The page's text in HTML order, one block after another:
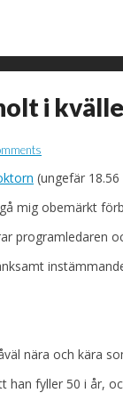
i
(ungefär
mig obemärkt
programledaren
nära och kära
han fyller 50 i år,